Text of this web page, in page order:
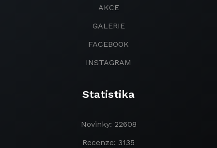
AKCE
GALERIE
FACEBOOK
INSTAGRAM
Statistika
Novinky: 22608
Recenze: 3135